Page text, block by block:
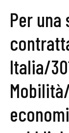
Per
Italia/